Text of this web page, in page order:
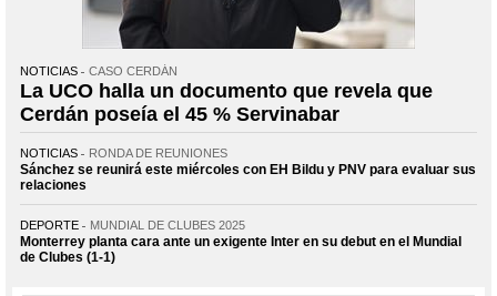
NOTICIAS CASO CERDÁN
La UCO halla un documento que revela que
Cerdán poseía el 45 % Servinabar
NOTICIAS RONDA DE REUNIONES
Sánchez se reunirá este miércoles con EH Bildu y PNV para evaluar sus
relaciones
DEPORTE MUNDIAL DE CLUBES 2025
Monterrey planta cara ante un exigente Inter en su debut en el Mundial
de Clubes (1-1)